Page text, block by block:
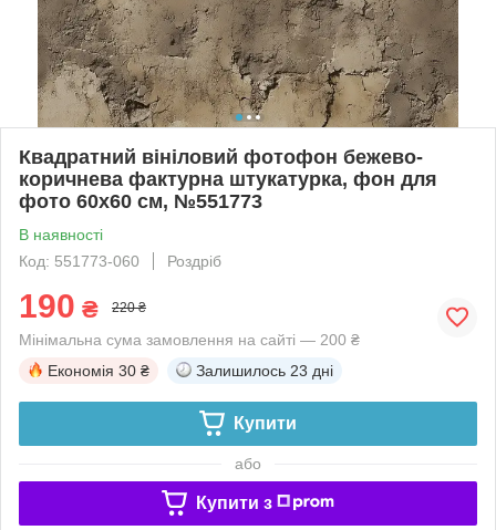
Квадратний вініловий фотофон бежево-
коричнева фактурна штукатурка, фон для
фото 60x60 см, №551773
В наявності
Код: 551773-060
Роздріб
190 ₴ 220 ₴
Мінімальна сума замовлення на сайті — 200 ₴
Економія 30 ₴ Залишилось 23 дні
Купити
або
Купити з